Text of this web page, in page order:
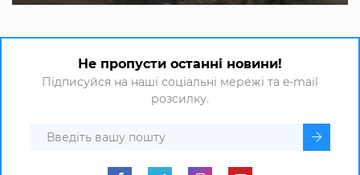
Не пропусти останні новини!
Підписуйся на наші соціальні мережі та e-mail
розсилку.